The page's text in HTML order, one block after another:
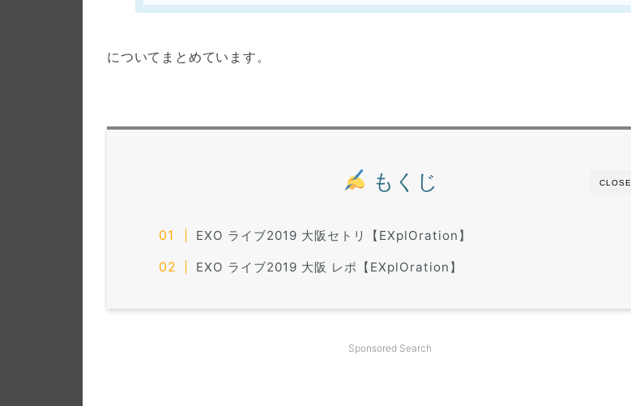
についてまとめています。
CLOSE
もくじ
EXO ライブ2019 大阪セトリ【EXplOration】
EXO ライブ2019 大阪 レポ【EXplOration】
Sponsored Search